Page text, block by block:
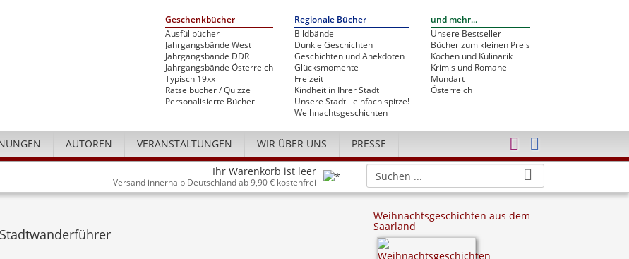
Geschenkbücher
Ausfüllbücher
Jahrgangsbände West
Jahrgangsbände DDR
Jahrgangsbände Österreich
Typisch 19xx
Rätselbücher / Quizze
Personalisierte Bücher
Regionale Bücher
Bildbände
Dunkle Geschichten
Geschichten und Anekdoten
Glücksmomente
Freizeit
Kindheit in Ihrer Stadt
Unsere Stadt - einfach spitze!
Weihnachtsgeschichten
und mehr...
Unsere Bestseller
Bücher zum kleinen Preis
Kochen und Kulinarik
Krimis und Romane
Mundart
Österreich
AUTOREN VERANSTALTUNGEN WIR ÜBER UNS PRESSE
Ihr Warenkorb ist leer
Versand innerhalb Deutschland ab 9,90 € kostenfrei
Weihnachtsgeschichten aus dem
Saarland